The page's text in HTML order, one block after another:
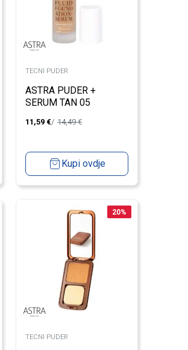
TECNI PUDER
ASTRA PUDER +
SERUM TAN 05
11,59 € 14,49€
Kupi ovdje
20%
TECNI PUDER